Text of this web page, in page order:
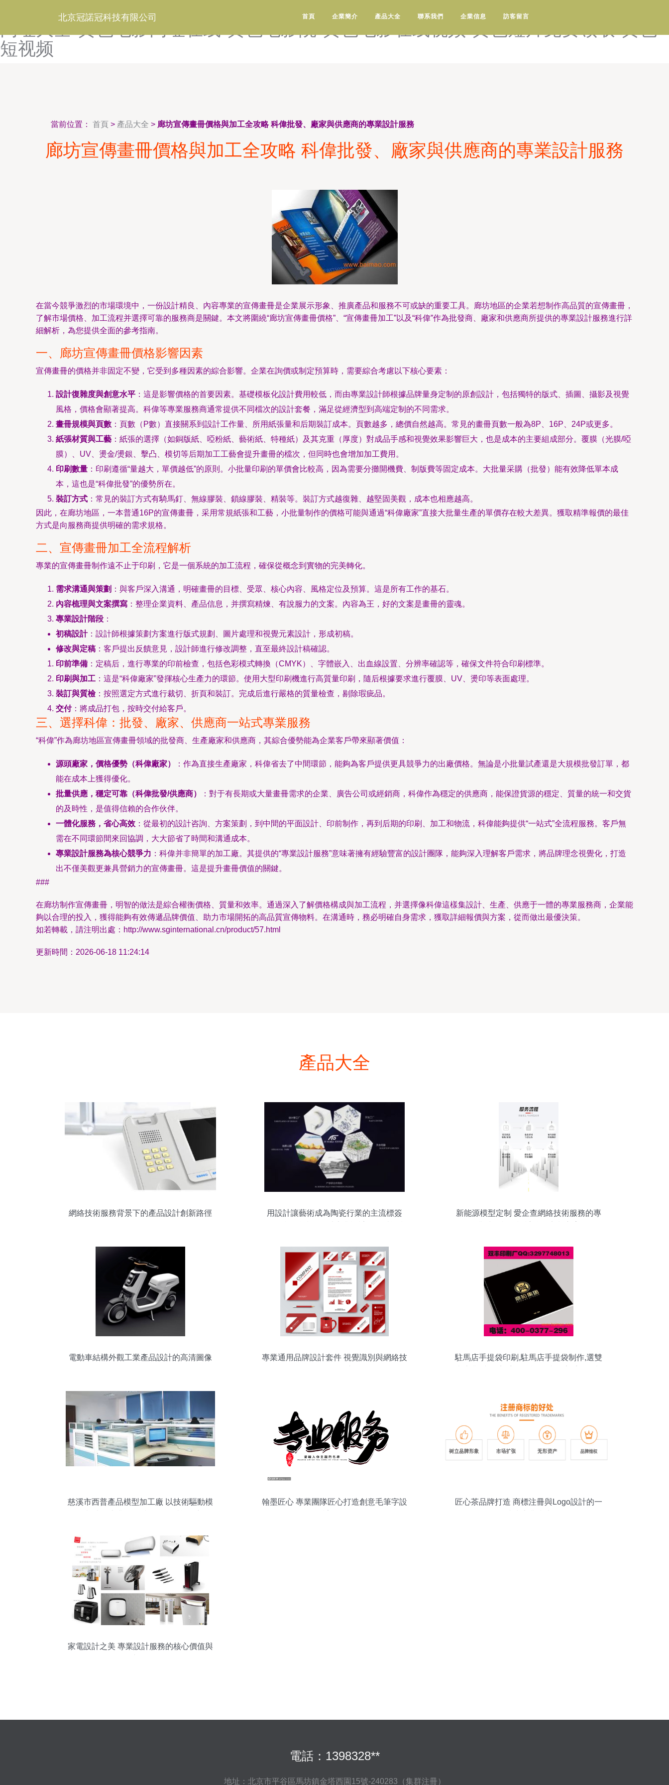
黄色电影网站大全-黄色电影网站观看-黄色电影网站免费-黄色电影网站网址-黄色电影
短视频
北京冠諾冠科技有限公司 首頁 企業簡介 產品大全 聯系我們 企業信息 訪客留言
當前位置： 首頁 > 產品大全 > 廊坊宣傳畫冊價格與加工全攻略 科偉批發、廠家與供應商的專業設計服務
廊坊宣傳畫冊價格與加工全攻略 科偉批發、廠家與供應商的專業設計服務
在當今競爭激烈的市場環境中，一份設計精良、內容專業的宣傳畫冊是企業展示形象、推廣產品和服務不可或缺的重要工具。廊坊地區的企業若想制作高品質的宣傳畫冊，
了解市場價格、加工流程并選擇可靠的服務商是關鍵。本文將圍繞“廊坊宣傳畫冊價格”、“宣傳畫冊加工”以及“科偉”作為批發商、廠家和供應商所提供的專業設計服務進行詳
細解析，為您提供全面的參考指南。
一、廊坊宣傳畫冊價格影響因素
宣傳畫冊的價格并非固定不變，它受到多種因素的綜合影響。企業在詢價或制定預算時，需要綜合考慮以下核心要素：
設計復雜度與創意水平 ：這是影響價格的首要因素。基礎模板化設計費用較低，而由專業設計師根據品牌量身定制的原創設計，包括獨特的版式、插圖、攝影及視覺
風格，價格會顯著提高。科偉等專業服務商通常提供不同檔次的設計套餐，滿足從經濟型到高端定制的不同需求。
畫冊規模與頁數 ：頁數（P數）直接關系到設計工作量、所用紙張量和后期裝訂成本。頁數越多，總價自然越高。常見的畫冊頁數一般為8P、16P、24P或更多。
紙張材質與工藝 ：紙張的選擇（如銅版紙、啞粉紙、藝術紙、特種紙）及其克重（厚度）對成品手感和視覺效果影響巨大，也是成本的主要組成部分。覆膜（光膜/啞
膜）、UV、燙金/燙銀、擊凸、模切等后期加工工藝會提升畫冊的檔次，但同時也會增加加工費用。
印刷數量 ：印刷遵循“量越大，單價越低”的原則。小批量印刷的單價會比較高，因為需要分攤開機費、制版費等固定成本。大批量采購（批發）能有效降低單本成
本，這也是“科偉批發”的優勢所在。
裝訂方式 ：常見的裝訂方式有騎馬釘、無線膠裝、鎖線膠裝、精裝等。裝訂方式越復雜、越堅固美觀，成本也相應越高。
因此，在廊坊地區，一本普通16P的宣傳畫冊，采用常規紙張和工藝，小批量制作的價格可能與通過“科偉廠家”直接大批量生產的單價存在較大差異。獲取精準報價的最佳
方式是向服務商提供明確的需求規格。
二、宣傳畫冊加工全流程解析
專業的宣傳畫冊制作遠不止于印刷，它是一個系統的加工流程，確保從概念到實物的完美轉化。
需求溝通與策劃 ：與客戶深入溝通，明確畫冊的目標、受眾、核心內容、風格定位及預算。這是所有工作的基石。
內容梳理與文案撰寫 ：整理企業資料、產品信息，并撰寫精煉、有說服力的文案。內容為王，好的文案是畫冊的靈魂。
專業設計階段 ：
初稿設計：設計師根據策劃方案進行版式規劃、圖片處理和視覺元素設計，形成初稿。
修改與定稿 ：客戶提出反饋意見，設計師進行修改調整，直至最終設計稿確認。
印前準備 ：定稿后，進行專業的印前檢查，包括色彩模式轉換（CMYK）、字體嵌入、出血線設置、分辨率確認等，確保文件符合印刷標準。
印刷與加工 ：這是“科偉廠家”發揮核心生產力的環節。使用大型印刷機進行高質量印刷，隨后根據要求進行覆膜、UV、燙印等表面處理。
裝訂與質檢：按照選定方式進行裁切、折頁和裝訂。完成后進行嚴格的質量檢查，剔除瑕疵品。
交付：將成品打包，按時交付給客戶。
三、選擇科偉：批發、廠家、供應商一站式專業服務
“科偉”作為廊坊地區宣傳畫冊領域的批發商、生產廠家和供應商，其綜合優勢能為企業客戶帶來顯著價值：
源頭廠家，價格優勢（科偉廠家）
：作為直接生產廠家，科偉省去了中間環節，能夠為客戶提供更具競爭力的出廠價格。無論是小批量試產還是大規模批發訂單，都
能在成本上獲得優化。
批量供應，穩定可靠（科偉批發/供應商）
：對于有長期或大量畫冊需求的企業、廣告公司或經銷商，科偉作為穩定的供應商，能保證貨源的穩定、質量的統一和交貨
的及時性，是值得信賴的合作伙伴。
一體化服務，省心高效 ：從最初的設計咨詢、方案策劃，到中間的平面設計、印前制作，再到后期的印刷、加工和物流，科偉能夠提供“一站式”全流程服務。客戶無
需在不同環節間來回協調，大大節省了時間和溝通成本。
專業設計服務為核心競爭力 ：科偉并非簡單的加工廠。其提供的“專業設計服務”意味著擁有經驗豐富的設計團隊，能夠深入理解客戶需求，將品牌理念視覺化，打造
出不僅美觀更兼具營銷力的宣傳畫冊。這是提升畫冊價值的關鍵。
###
在廊坊制作宣傳畫冊，明智的做法是綜合權衡價格、質量和效率。通過深入了解價格構成與加工流程，并選擇像科偉這樣集設計、生產、供應于一體的專業服務商，企業能
夠以合理的投入，獲得能夠有效傳遞品牌價值、助力市場開拓的高品質宣傳物料。在溝通時，務必明確自身需求，獲取詳細報價與方案，從而做出最優決策。
如若轉載，請注明出處：http://www.sginternational.cn/product/57.html
更新時間：2026-06-18 11:24:14
產品大全
網絡技術服務背景下的產品設計創新路徑
用設計讓藝術成為陶瓷行業的主流標簽
新能源模型定制 愛企查網絡技術服務的專
電動車結構外觀工業產品設計的高清圖像
專業通用品牌設計套件 視覺識別與網絡技
駐馬店手提袋印刷,駐馬店手提袋制作,選雙
慈溪市西普產品模型加工廠 以技術驅動模
翰墨匠心 專業團隊匠心打造創意毛筆字設
匠心茶品牌打造 商標注冊與Logo設計的一
家電設計之美 專業設計服務的核心價值與
電話：1398328**
地址：北京市平谷區馬坊鎮金塔西園15號-240283（集群注冊）